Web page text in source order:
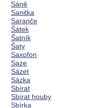
Sáně
Sanitka
Saranče
Šátek
Šatník
Šaty
Saxofon
Saze
Sázet
Sázka
Sbírat
Sbírat houby
Sbírka